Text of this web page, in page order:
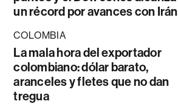
un récord por avances con Irán
COLOMBIA
La mala hora del exportador
colombiano: dólar barato,
aranceles y fletes que no dan
tregua